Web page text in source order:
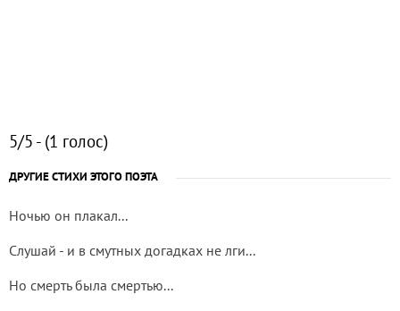
5/5 - (1 голос)
ДРУГИЕ СТИХИ ЭТОГО ПОЭТА
Ночью он плакал...
Слушай - и в смутных догадках не лги...
Но смерть была смертью...